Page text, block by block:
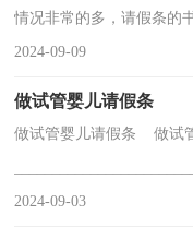
情况非常的多，请假条的
大大简化。怎样写请假条
2024-09-09
做试管婴儿请假条
做试管婴儿请假条 做试
_________。（请假者须
2024-09-03